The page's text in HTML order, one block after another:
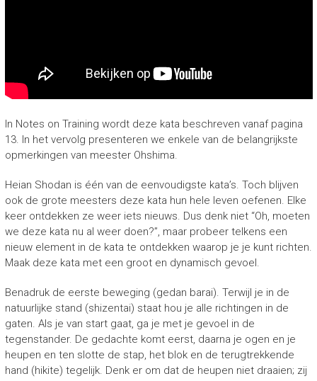
In Notes on Training wordt deze kata beschreven vanaf pagina
13. In het vervolg presenteren we enkele van de belangrijkste
opmerkingen van meester Ohshima.
Heian Shodan is één van de eenvoudigste kata’s. Toch blijven
ook de grote meesters deze kata hun hele leven oefenen. Elke
keer ontdekken ze weer iets nieuws. Dus denk niet “Oh, moeten
we deze kata nu al weer doen?”, maar probeer telkens een
nieuw element in de kata te ontdekken waarop je je kunt richten.
Maak deze kata met een groot en dynamisch gevoel.
Benadruk de eerste beweging (gedan barai). Terwijl je in de
natuurlijke stand (shizentai) staat hou je alle richtingen in de
gaten. Als je van start gaat, ga je met je gevoel in de
tegenstander. De gedachte komt eerst, daarna je ogen en je
heupen en ten slotte de stap, het blok en de terugtrekkende
hand (hikite) tegelijk. Denk er om dat de heupen niet draaien; zij